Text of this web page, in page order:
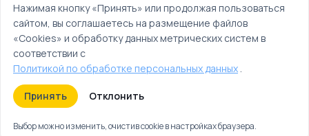
Сейшельские
острова | Туры и
отдых на Сейшелах
Туры Круизы
Нажимая кнопку «Принять» или продолжая пользоваться
сайтом, вы соглашаетесь на размещение файлов
«Cookies» и обработку данных метрических систем в
соответствии с
Политикой по обработке персональных данных.
Принять Отклонить
Выбор можно изменить, очистив cookie в настройках браузера.